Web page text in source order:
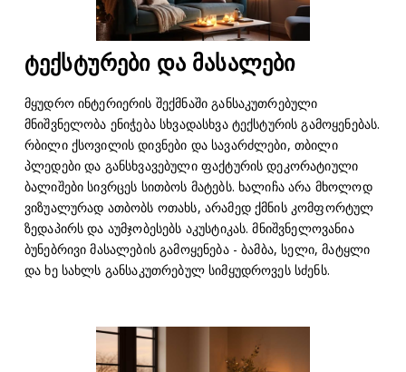
ტექსტურები და მასალები
მყუდრო ინტერიერის შექმნაში განსაკუთრებული
მნიშვნელობა ენიჭება სხვადასხვა ტექსტურის გამოყენებას.
რბილი ქსოვილის დივნები და სავარძლები, თბილი
პლედები და განსხვავებული ფაქტურის დეკორატიული
ბალიშები სივრცეს სითბოს მატებს. ხალიჩა არა მხოლოდ
ვიზუალურად ათბობს ოთახს, არამედ ქმნის კომფორტულ
ზედაპირს და აუმჯობესებს აკუსტიკას. მნიშვნელოვანია
ბუნებრივი მასალების გამოყენება - ბამბა, სელი, მატყლი
და ხე სახლს განსაკუთრებულ სიმყუდროვეს სძენს.